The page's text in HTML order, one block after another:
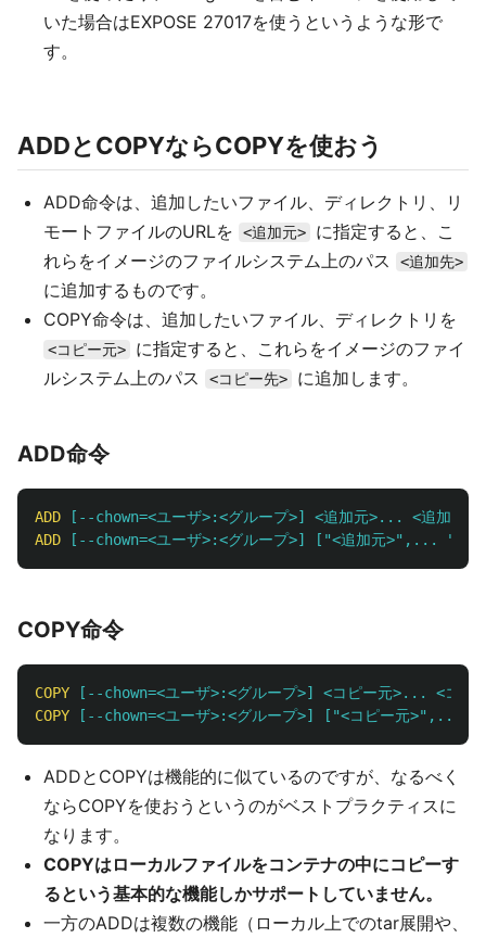
いた場合はEXPOSE 27017を使うというような形で
す。
ADDとCOPYならCOPYを使おう
ADD命令は、追加したいファイル、ディレクトリ、リ
モートファイルのURLを
<追加元>
に指定すると、こ
れらをイメージのファイルシステム上のパス
<追加先>
に追加するものです。
COPY命令は、追加したいファイル、ディレクトリを
<コピー元>
に指定すると、これらをイメージのファイ
ルシステム上のパス
<コピー先> に追加します。
ADD命令
ADD [--chown=<ユーザ>:<グループ>] <追加元>... <追加先>
ADD [--chown=<ユーザ>:<グループ>] ["<追加元>",... "<追
COPY命令
COPY [--chown=<ユーザ>:<グループ>] <コピー元>... <コピ
COPY [--chown=<ユーザ>:<グループ>] ["<コピー元>",...
ADDとCOPYは機能的に似ているのですが、なるべく
ならCOPYを使おうというのがベストプラクティスに
なります。
COPYはローカルファイルをコンテナの中にコピーす
るという基本的な機能しかサポートしていません。
一方のADDは複数の機能（ローカル上でのtar展開や、